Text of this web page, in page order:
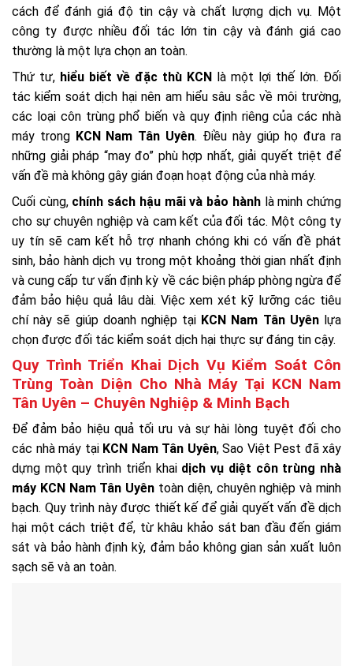
cách để đánh giá độ tin cậy và chất lượng dịch vụ. Một
công ty được nhiều đối tác lớn tin cậy và đánh giá cao
thường là một lựa chọn an toàn.
Thứ tư, hiểu biết về đặc thù KCN là một lợi thế lớn. Đối
tác kiểm soát dịch hại nên am hiểu sâu sắc về môi trường,
các loại côn trùng phổ biến và quy định riêng của các nhà
máy trong KCN Nam Tân Uyên. Điều này giúp họ đưa ra
những giải pháp “may đo” phù hợp nhất, giải quyết triệt để
vấn đề mà không gây gián đoạn hoạt động của nhà máy.
Cuối cùng, chính sách hậu mãi và bảo hànhlà minh chứng
cho sự chuyên nghiệp và cam kết của đối tác. Một công ty
uy tín sẽ cam kết hỗ trợ nhanh chóng khi có vấn đề phát
sinh, bảo hành dịch vụ trong một khoảng thời gian nhất định
và cung cấp tư vấn định kỳ về các biện pháp phòng ngừa để
đảm bảo hiệu quả lâu dài. Việc xem xét kỹ lưỡng các tiêu
chí này sẽ giúp doanh nghiệp tại KCN Nam Tân Uyênlựa
chọn được đối tác kiểm soát dịch hại thực sự đáng tin cậy.
Quy Trình Triển Khai Dịch Vụ Kiểm Soát Côn
Trùng Toàn Diện Cho Nhà Máy Tại KCN Nam
Tân Uyên – Chuyên Nghiệp & Minh Bạch
Để đảm bảo hiệu quả tối ưu và sự hài lòng tuyệt đối cho
các nhà máy tại KCN Nam Tân Uyên, Sao Việt Pest đã xây
dựng một quy trình triển khai dịch vụ diệt côn trùng nhà
máy KCN Nam Tân Uyên toàn diện, chuyên nghiệp và minh
bạch. Quy trình này được thiết kế để giải quyết vấn đề dịch
hại một cách triệt để, từ khâu khảo sát ban đầu đến giám
sát và bảo hành định kỳ, đảm bảo không gian sản xuất luôn
sạch sẽ và an toàn.